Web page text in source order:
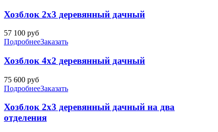
Хозблок 2х3 деревянный дачный
57 100 руб
ПодробнееЗаказать
Хозблок 4х2 деревянный дачный
75 600 руб
ПодробнееЗаказать
Хозблок 2х3 деревянный дачный на два
отделения